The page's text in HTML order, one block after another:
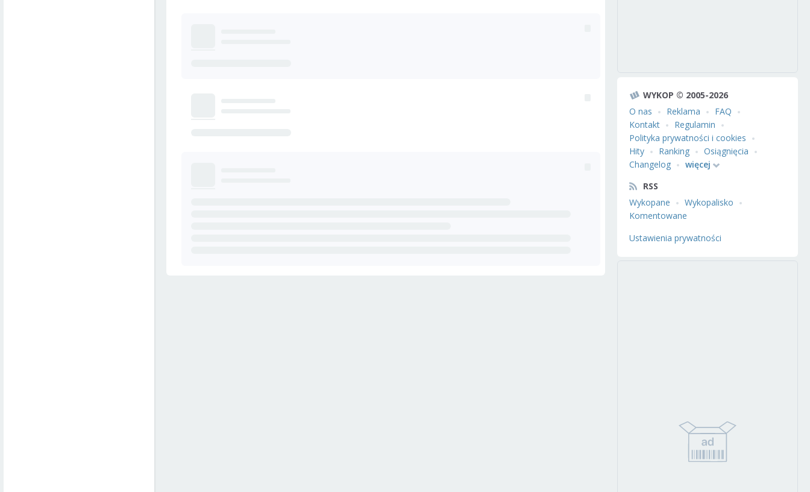
WYKOP © 2005-2026
O nas
Reklama
FAQ
Kontakt
Regulamin
Polityka prywatności i cookies
Hity
Ranking
Osiągnięcia
Changelog
więcej
RSS
Wykopane
Wykopalisko
Komentowane
Ustawienia prywatności